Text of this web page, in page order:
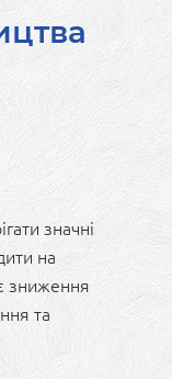
значні
на
зниження
та